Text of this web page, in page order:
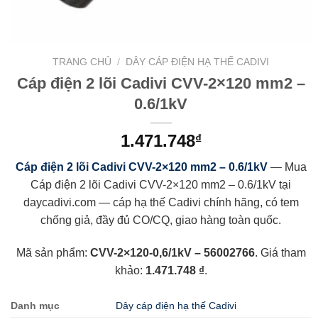
TRANG CHỦ / DÂY CÁP ĐIỆN HẠ THẾ CADIVI
Cáp điện 2 lõi Cadivi CVV-2×120 mm2 –
0.6/1kV
1.471.748₫
Cáp điện 2 lõi Cadivi CVV-2×120 mm2 – 0.6/1kV— Mua
Cáp điện 2 lõi Cadivi CVV-2×120 mm2 – 0.6/1kV tại
daycadivi.com — cáp hạ thế Cadivi chính hãng, có tem
chống giả, đầy đủ CO/CQ, giao hàng toàn quốc.
Mã sản phẩm: CVV-2×120-0,6/1kV – 56002766. Giá tham
khảo: 1.471.748 ₫.
Danh mục Dây cáp điện hạ thế Cadivi